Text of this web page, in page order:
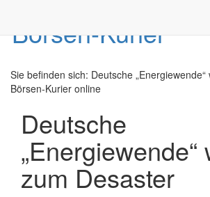
Sie befinden sich: Deutsche
Börsen-Kurier online
Deutsche
„Energiewende“
zum Desaster